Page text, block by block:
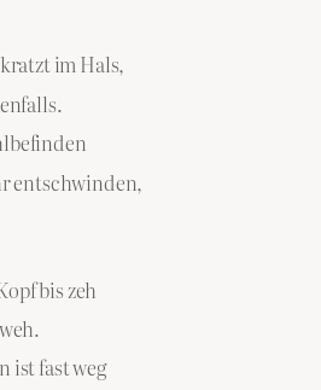
und kratzt im Hals,
ebenfalls.
Wohlbefinden
mehr entschwinden,
bleicher,
von Kopf bis zeh
mir so weh.
ist fast weg